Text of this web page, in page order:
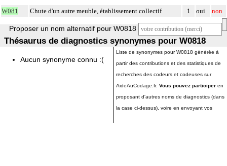
W081 Chute d'un autre meuble, établissement collectif 1 oui non
Proposer un nom alternatif pour W0818
Thésaurus de diagnostics synonymes pour W0818
Aucun synonyme connu :(
Liste de synonymes pour W0818 générée à
partir des contributions et des statistiques de
recherches des codeurs et codeuses sur
AideAuCodage.fr. Vous pouvez participer en
proposant d'autres noms de diagnostics (dans
la case ci-dessus), voire en envoyant vos